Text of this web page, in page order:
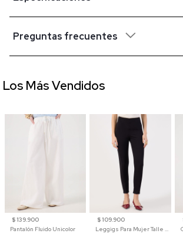
Preguntas frecuentes
$ 139.900
Pantalón Fluido Unicolor
$ 109.900
Leggigs Para Mujer Talle Alto Liso
Los Más Vendidos